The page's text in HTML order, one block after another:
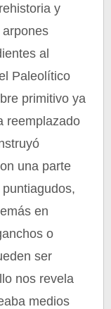
y
al
Paleolítico
primitivo ya
reemplazado
una parte
en
o
ser
nos revela
medios